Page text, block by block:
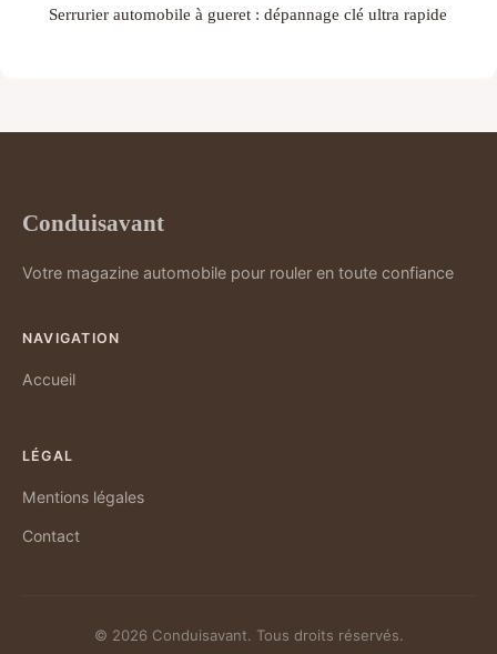
Serrurier automobile à gueret : dépannage clé ultra rapide
Conduisavant
Votre magazine automobile pour rouler en toute confiance
NAVIGATION
Accueil
LÉGAL
Mentions légales
Contact
© 2026 Conduisavant. Tous droits réservés.